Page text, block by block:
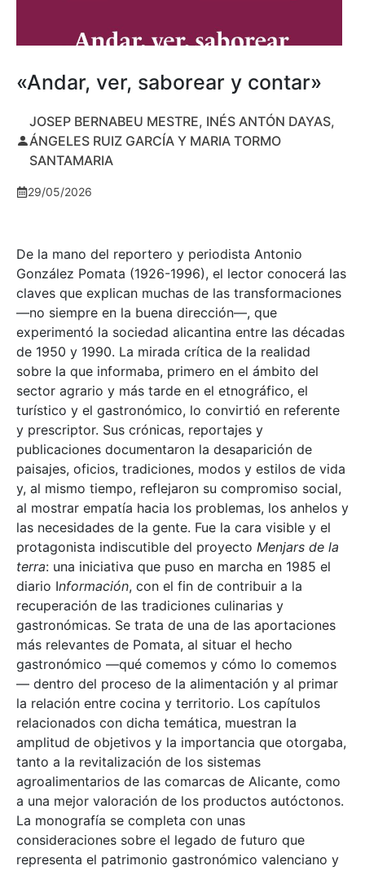
«Andar, ver, saborear y contar»
JOSEP BERNABEU MESTRE, INÉS ANTÓN DAYAS,
ÁNGELES RUIZ GARCÍA Y MARIA TORMO
SANTAMARIA
29/05/2026
De la mano del reportero y periodista Antonio
González Pomata (1926-1996), el lector conocerá las
claves que explican muchas de las transformaciones
—no siempre en la buena dirección—, que
experimentó la sociedad alicantina entre las décadas
de 1950 y 1990. La mirada crítica de la realidad
sobre la que informaba, primero en el ámbito del
sector agrario y más tarde en el etnográfico, el
turístico y el gastronómico, lo convirtió en referente
y prescriptor. Sus crónicas, reportajes y
publicaciones documentaron la desaparición de
paisajes, oficios, tradiciones, modos y estilos de vida
y, al mismo tiempo, reflejaron su compromiso social,
al mostrar empatía hacia los problemas, los anhelos y
las necesidades de la gente. Fue la cara visible y el
protagonista indiscutible del proyecto Menjars de la
terra: una iniciativa que puso en marcha en 1985 el
diario Información, con el fin de contribuir a la
recuperación de las tradiciones culinarias y
gastronómicas. Se trata de una de las aportaciones
más relevantes de Pomata, al situar el hecho
gastronómico —qué comemos y cómo lo comemos
— dentro del proceso de la alimentación y al primar
la relación entre cocina y territorio. Los capítulos
relacionados con dicha temática, muestran la
amplitud de objetivos y la importancia que otorgaba,
tanto a la revitalización de los sistemas
agroalimentarios de las comarcas de Alicante, como
a una mejor valoración de los productos autóctonos.
La monografía se completa con unas
consideraciones sobre el legado de futuro que
representa el patrimonio gastronómico valenciano y